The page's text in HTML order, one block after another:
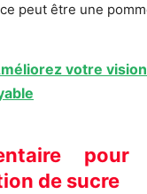
peut être une
votre
de sucre